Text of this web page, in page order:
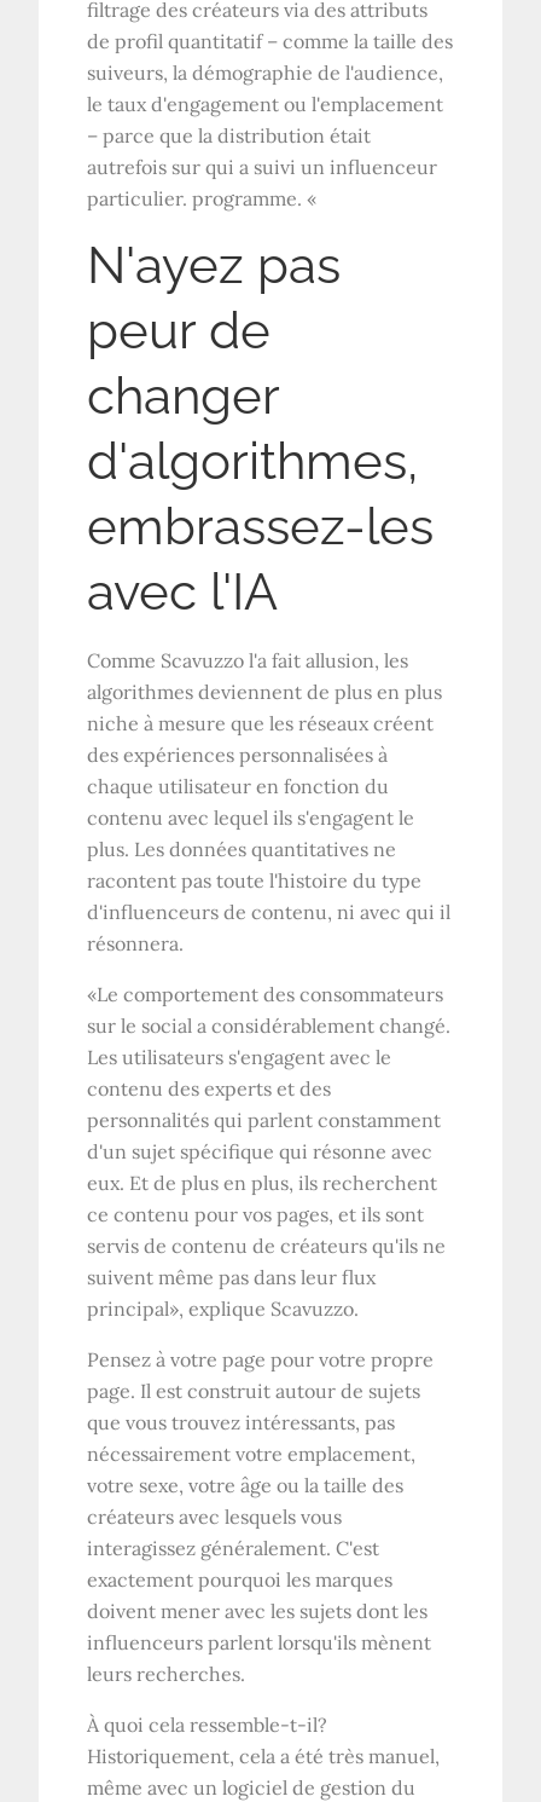
filtrage des créateurs via des attributs
de profil quantitatif – comme la taille des
suiveurs, la démographie de l'audience,
le taux d'engagement ou l'emplacement
– parce que la distribution était
autrefois sur qui a suivi un influenceur
particulier. programme. «
N'ayez pas
peur de
changer
d'algorithmes,
embrassez-les
avec l'IA
Comme Scavuzzo l'a fait allusion, les
algorithmes deviennent de plus en plus
niche à mesure que les réseaux créent
des expériences personnalisées à
chaque utilisateur en fonction du
contenu avec lequel ils s'engagent le
plus. Les données quantitatives ne
racontent pas toute l'histoire du type
d'influenceurs de contenu, ni avec qui il
résonnera.
«Le comportement des consommateurs
sur le social a considérablement changé.
Les utilisateurs s'engagent avec le
contenu des experts et des
personnalités qui parlent constamment
d'un sujet spécifique qui résonne avec
eux. Et de plus en plus, ils recherchent
ce contenu pour vos pages, et ils sont
servis de contenu de créateurs qu'ils ne
suivent même pas dans leur flux
principal», explique Scavuzzo.
Pensez à votre page pour votre propre
page. Il est construit autour de sujets
que vous trouvez intéressants, pas
nécessairement votre emplacement,
votre sexe, votre âge ou la taille des
créateurs avec lesquels vous
interagissez généralement. C'est
exactement pourquoi les marques
doivent mener avec les sujets dont les
influenceurs parlent lorsqu'ils mènent
leurs recherches.
À quoi cela ressemble-t-il?
Historiquement, cela a été très manuel,
même avec un logiciel de gestion du